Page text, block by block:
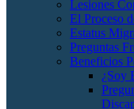
Lesiones
El Proceso
Estatus
Preguntas
Beneficios
¿Soy